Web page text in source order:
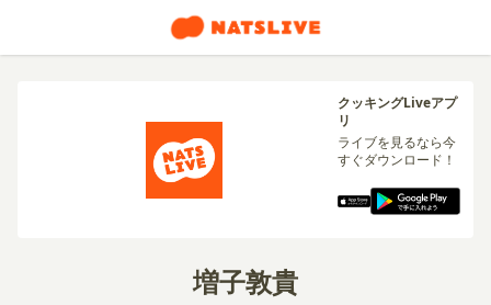
クッキングLiveアプ
リ
ライブを見るなら今
すぐダウンロード！
増子敦貴